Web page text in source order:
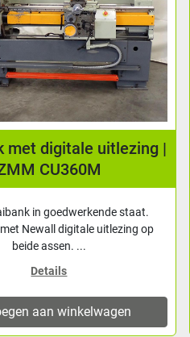
met digitale uitlezing |
CU360M
in goedwerkende staat.
Newall digitale uitlezing op
beide assen. ...
Details
aan winkelwagen